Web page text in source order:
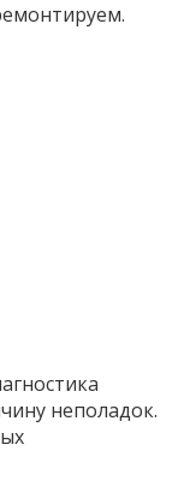
неполадок.